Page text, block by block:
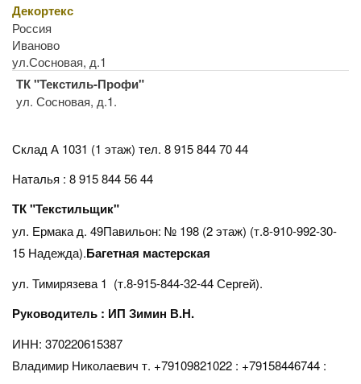
Декортекс
Россия
Иваново
ул.Сосновая, д.1
ТК "Текстиль-Профи"
ул. Сосновая, д.1.
Склад А 1031 (1 этаж) тел. 8 915 844 70 44
Наталья : 8 915 844 56 44
ТК "Текстильщик"
ул. Ермака д. 49Павильон: № 198 (2 этаж) (т.8-910-992-30-
15 Надежда).Багетная мастерская
ул. Тимирязева 1 (т.8-915-844-32-44 Сергей).
Руководитель : ИП Зимин В.Н.
ИНН: 370220615387
Владимир Николаевич т. +79109821022 : +79158446744 :